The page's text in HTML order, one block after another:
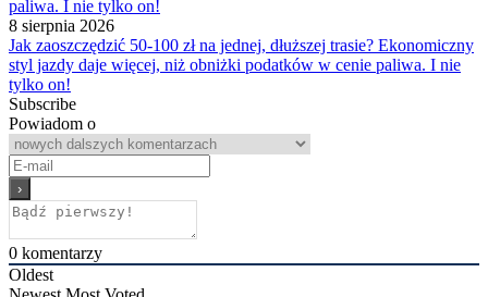
8 sierpnia 2026
Jak zaoszczędzić 50-100 zł na jednej, dłuższej trasie? Ekonomiczny
styl jazdy daje więcej, niż obniżki podatków w cenie paliwa. I nie
tylko on!
Subscribe
Powiadom o
0 komentarzy
Oldest